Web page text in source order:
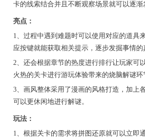
卡的线索结合并且不断观察场景就可以逐渐
亮点：
1、过程中遇到难题时可以使用对应的道具
应按键就能获取相关提示，逐步发掘事情的
2、还会根据章节的热度进行排行让玩家可
火热的关卡进行游玩体验带来的烧脑解谜环
3、画风整体采用了漫画的风格打造，加上
可以更休闲地进行解谜。
玩法：
1、根据关卡的需求将拼图还原就可以立即